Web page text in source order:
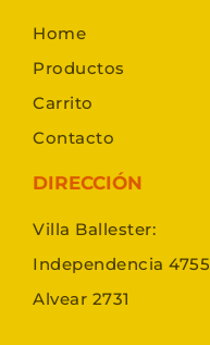
Home
Productos
Carrito
Contacto
DIRECCIÓN
Villa Ballester:
Independencia 4755
Alvear 2731